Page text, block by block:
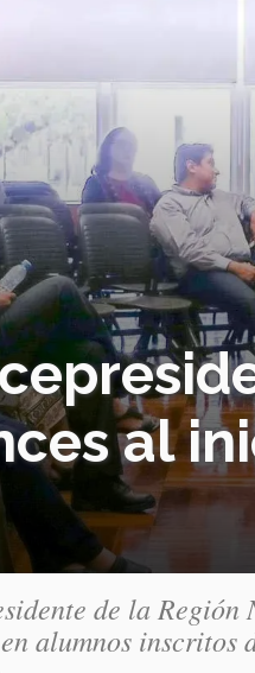
al
de la Región
alumnos inscritos